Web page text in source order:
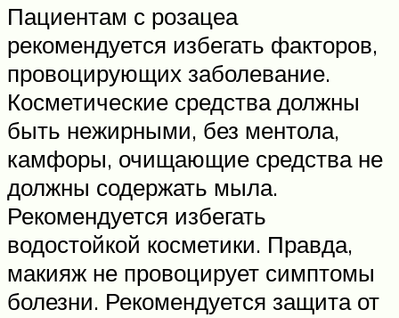
Пациентам с розацеа
рекомендуется избегать факторов,
провоцирующих заболевание.
Косметические средства должны
быть нежирными, без ментола,
камфоры, очищающие средства не
должны содержать мыла.
Рекомендуется избегать
водостойкой косметики. Правда,
макияж не провоцирует симптомы
болезни. Рекомендуется защита от